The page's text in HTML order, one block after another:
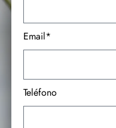
Email*
Teléfono